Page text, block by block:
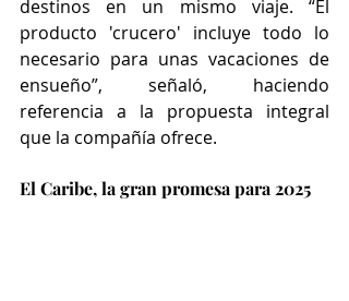
destinos en un mismo viaje. “El
producto 'crucero' incluye todo lo
necesario para unas vacaciones de
ensueño”, señaló, haciendo
referencia a la propuesta integral
que la compañía ofrece.
El Caribe, la gran promesa para 2025